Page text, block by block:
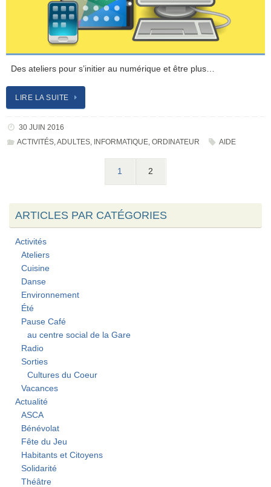
Des ateliers pour s’initier au numérique et être plus…
LIRE LA SUITE
30 JUIN 2016
ACTIVITÉS,ADULTES, INFORMATIQUE, ORDINATEUR AIDE
1 2
ARTICLES PAR CATÉGORIES
Activités
Ateliers
Cuisine
Danse
Environnement
Été
Pause Café
au centre social de la Gare
Radio
Sorties
Cultures du Coeur
Vacances
Actualité
ASCA
Bénévolat
Fête du Jeu
Habitants et Citoyens
Solidarité
Théâtre